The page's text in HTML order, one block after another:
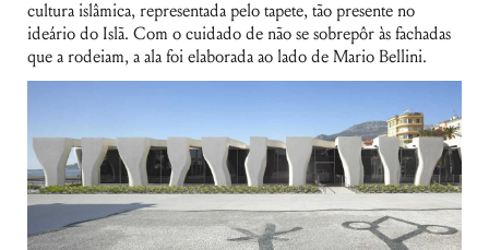
cultura islâmica, representada pelo tapete, tão presente no
ideário do Islã. Com o cuidado de não se sobrepôr às fachadas
que a rodeiam, a ala foi elaborada ao lado de Mario Bellini.